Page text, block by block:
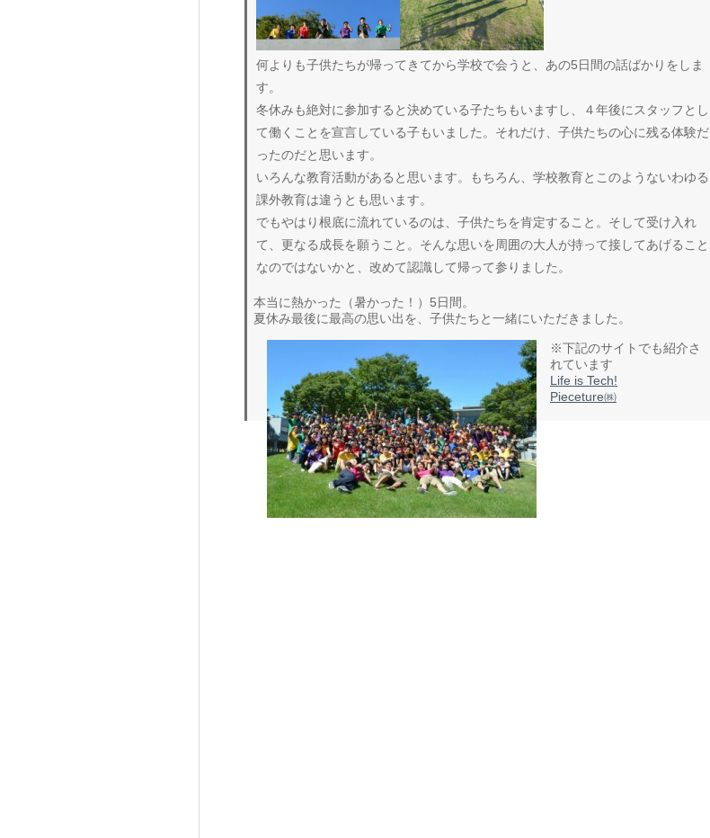
何よりも子供たちが帰ってきてから学校で会うと、あの5日間の話ばかりをしま
す。
冬休みも絶対に参加すると決めている子たちもいますし、４年後にスタッフとし
て働くことを宣言している子もいました。それだけ、子供たちの心に残る体験だ
ったのだと思います。
いろんな教育活動があると思います。もちろん、学校教育とこのようないわゆる
課外教育は違うとも思います。
でもやはり根底に流れているのは、子供たちを肯定すること。そして受け入れ
て、更なる成長を願うこと。そんな思いを周囲の大人が持って接してあげること
なのではないかと、改めて認識して帰って参りました。
本当に熱かった（暑かった！）5日間。
夏休み最後に最高の思い出を、子供たちと一緒にいただきました。
※下記のサイトでも紹介さ
れています
Life is Tech!
Pieceture㈱